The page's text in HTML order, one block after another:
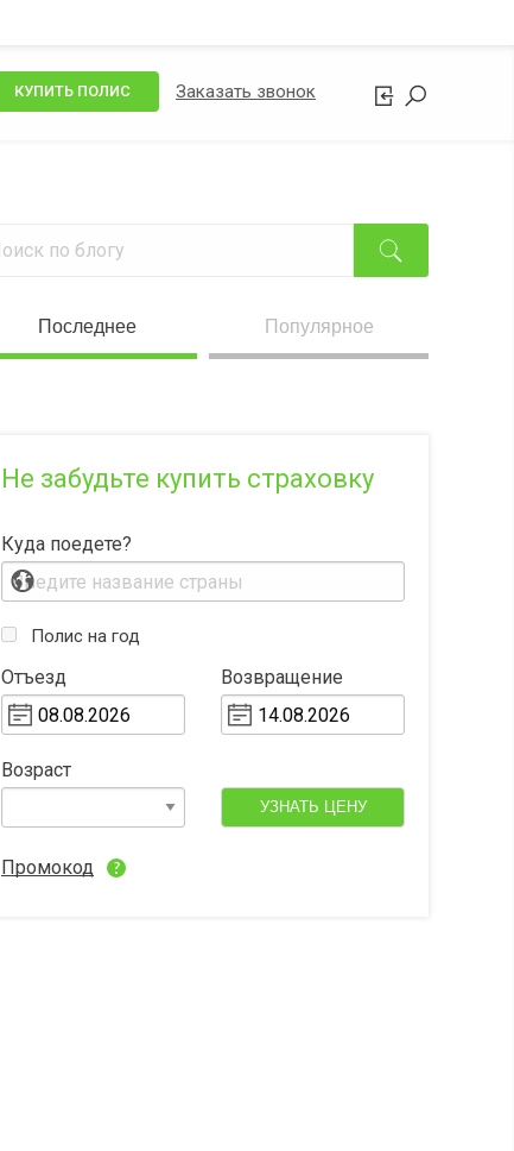
КУПИТЬ ПОЛИС Заказать звонок
Последнее Популярное
Не забудьте купить страховку
Куда поедете?
Полис на год
Отъезд Возвращение
Возраст
УЗНАТЬ ЦЕНУ
Промокод